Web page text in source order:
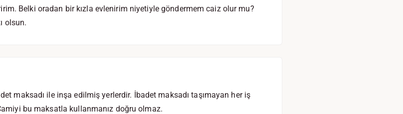
Belki oradan bir kızla evlenirim niyetiyle göndermem caiz olur mu?
olsun.
maksadı ile inşa edilmiş yerlerdir. İbadet maksadı taşımayan her iş
bu maksatla kullanmanız doğru olmaz.